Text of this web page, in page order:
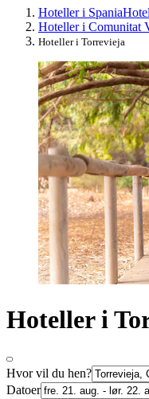
Hoteller i Spania
Hoteller i Comunitat
Hoteller i Torrevieja
Hoteller i
Hvor vil du hen?
Datoer